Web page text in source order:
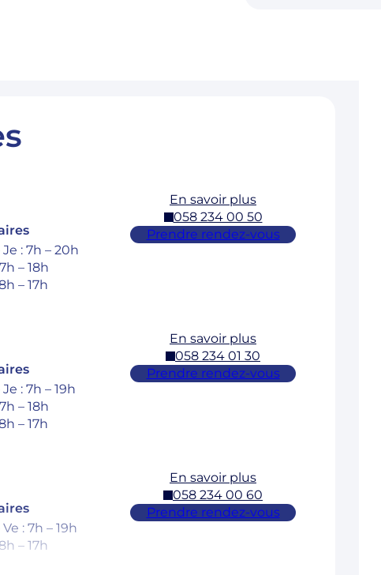
Je : 7h – 20h
– 18h
– 17h
En savoir plus
058 234 00 50
Prendre rendez-vous
Je : 7h – 19h
– 18h
– 17h
En savoir plus
058 234 01 30
Prendre rendez-vous
Ve : 7h – 19h
– 17h
En savoir plus
058 234 00 60
Prendre rendez-vous